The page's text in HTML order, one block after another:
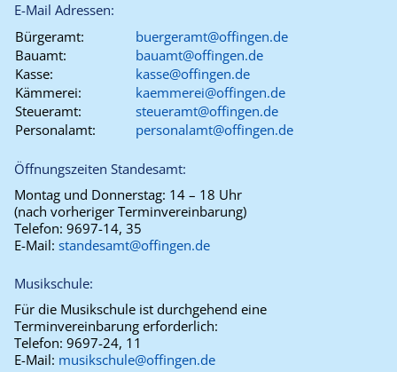
E-Mail Adressen:
Bürgeramt:
buergeramt@offingen.de
Bauamt:
bauamt@offingen.de
Kasse:
kasse@offingen.de
Kämmerei:
kaemmerei@offingen.de
Steueramt:
steueramt@offingen.de
Personalamt:
personalamt@offingen.de
Öffnungszeiten Standesamt:
Montag und Donnerstag: 14 – 18 Uhr
(nach vorheriger Terminvereinbarung)
Telefon: 9697-14, 35
E-Mail: standesamt@offingen.de
Musikschule:
Für die Musikschule ist durchgehend eine
Terminvereinbarung erforderlich:
Telefon: 9697-24, 11
E-Mail: musikschule@offingen.de